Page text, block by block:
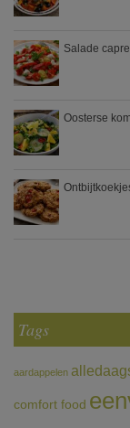
Salade
Oosterse
Tags
aardappelen
comfort food